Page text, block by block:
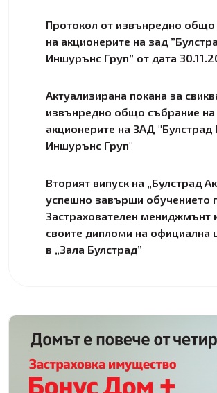
Протокол от извънредно общо
на акционерите на зад
Иншурънс Груп” от дата
Актуализирана покана за
извънредно общо събрание на
акционерите на ЗАД "Булстрад
Иншурънс Груп"
Вторият випуск на „Булстрад
успешно завърши обучението
Застрахователен мениджмънт
своите дипломи на официална
в „Зала Булстрад”